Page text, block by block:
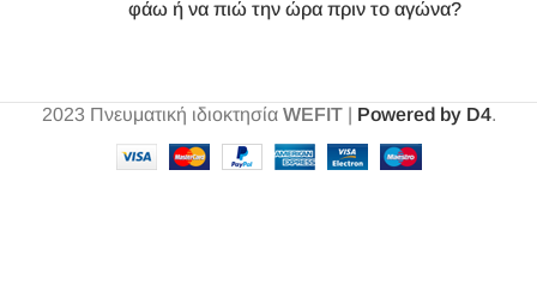
φάω ή να πιώ την ώρα πριν το αγώνα?
2023 Πνευματική ιδιοκτησία WEFIT| Powered by D4.